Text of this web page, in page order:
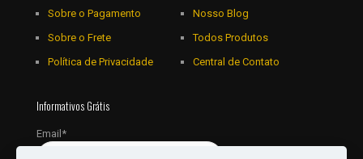
Sobre o Pagamento
Sobre o Frete
Política de Privacidade
Nosso Blog
Todos Produtos
Central de Contato
Informativos Grátis
Email*